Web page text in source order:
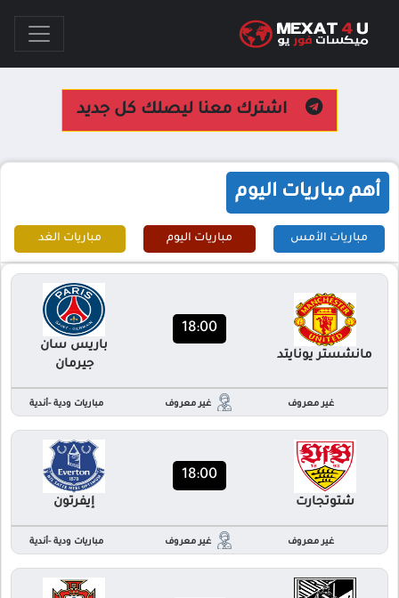
اشترك معنا ليصلك كل جديد
أهم مباريات اليوم
مباريات الأمس مباريات اليوم مباريات الغد
مانشستر يونايتد
18:00
باريس سان
جيرمان
غير معروف غير معروف مباريات ودية -أندية
شتوتجارت
18:00
إيفرتون
غير معروف غير معروف مباريات ودية -أندية